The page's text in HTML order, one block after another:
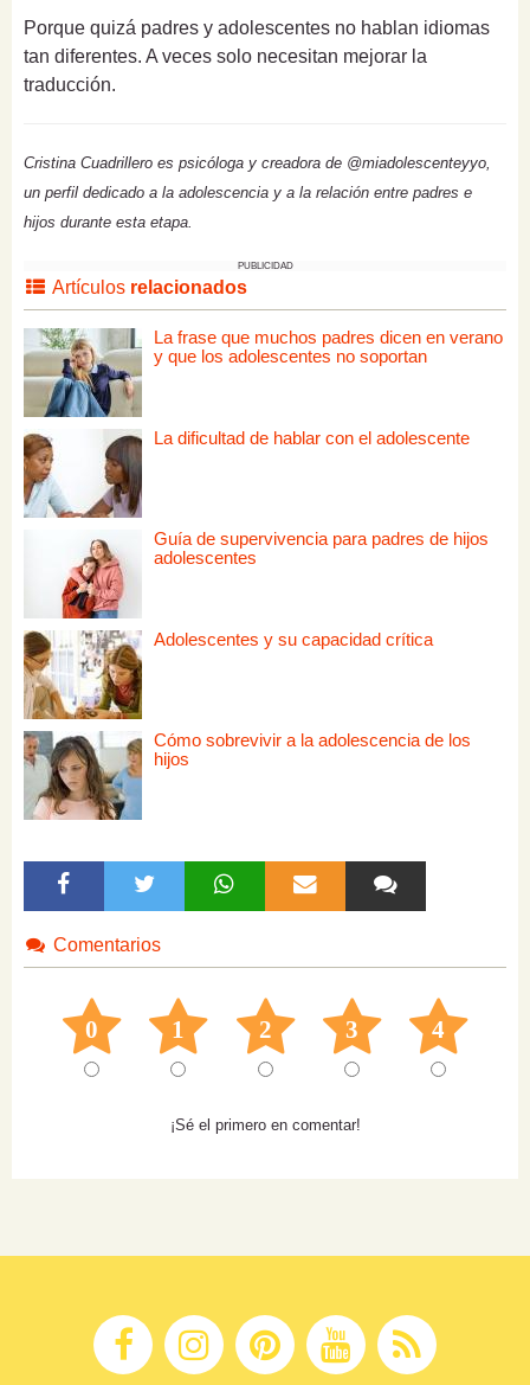
Porque quizá padres y adolescentes no hablan idiomas
tan diferentes. A veces solo necesitan mejorar la
traducción.
Cristina Cuadrillero es psicóloga y creadora de @miadolescenteyyo,
un perfil dedicado a la adolescencia y a la relación entre padres e
hijos durante esta etapa.
PUBLICIDAD
Artículos relacionados
La frase que muchos padres dicen en verano
y que los adolescentes no soportan
La dificultad de hablar con el adolescente
Guía de supervivencia para padres de hijos
adolescentes
Adolescentes y su capacidad crítica
Cómo sobrevivir a la adolescencia de los
hijos
Comentarios
0 1 2 3 4
¡Sé el primero en comentar!